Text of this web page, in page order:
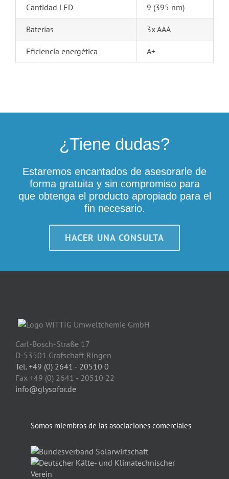
Cantidad LED 9 (395 nm)
Baterías 3x AAA
Eficiencia energética A+
¿Tiene dudas?
Estaremos encantados de asesorarle de
forma gratuita y sin compromiso para
que obtenga el producto apropiado para el
fin necesario.
HACER UNA CONSULTA
Carl-Bosch-Straße 17
D-53501 Grafschaft-Ringen
Tel. +49 (0) 2641 - 20510 0
Fax +49 (0) 2641 - 20510 22
info@glysofor.de
Somos miembros de las asociaciones comerciales